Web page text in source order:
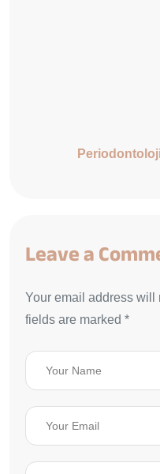
Leave a
Your email address will
fields are marked *